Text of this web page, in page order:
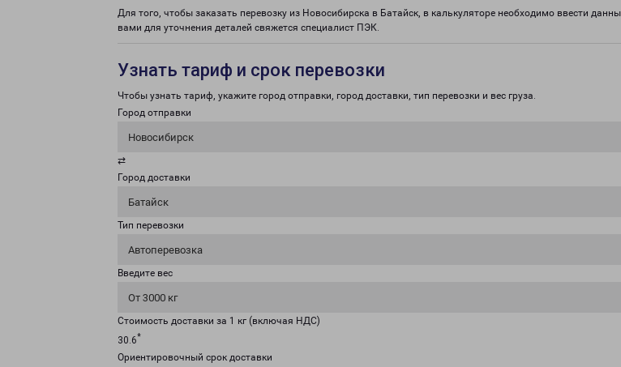
Для того, чтобы заказать перевозку из Новосибирска в Батайск, в калькуляторе необходимо ввести
вами для уточнения деталей свяжется специалист ПЭК.
Узнать тариф и срок перевозки
Чтобы узнать тариф, укажите город отправки, город доставки, тип перевозки и вес груза.
Город отправки
Новосибирск
⇄
Город доставки
Батайск
Тип перевозки
Автоперевозка
Введите вес
От 3000 кг
Стоимость доставки за 1 кг (включая НДС)
30.6*
Ориентировочный срок доставки